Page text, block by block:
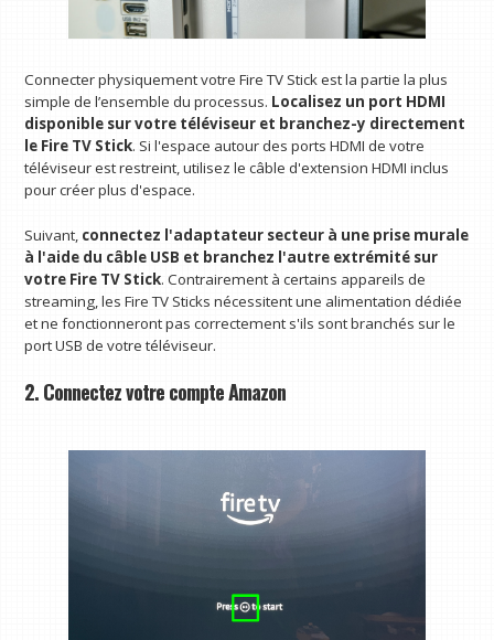
Connecter physiquement votre Fire TV Stick est la partie la plus
simple de l’ensemble du processus. Localisez un port HDMI
disponible sur votre téléviseur et branchez-y directement
le Fire TV Stick. Si l'espace autour des ports HDMI de votre
téléviseur est restreint, utilisez le câble d'extension HDMI inclus
pour créer plus d'espace.
Suivant, connectez l'adaptateur secteur à une prise murale
à l'aide du câble USB et branchez l'autre extrémité sur
votre Fire TV Stick. Contrairement à certains appareils de
streaming, les Fire TV Sticks nécessitent une alimentation dédiée
et ne fonctionneront pas correctement s'ils sont branchés sur le
port USB de votre téléviseur.
2. Connectez votre compte Amazon